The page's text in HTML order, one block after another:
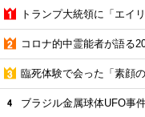
トランプ大統領に「エイ
コロナ的中霊能者が語る
臨死体験で会った「素顔の
ブラジル金属球体UFO事